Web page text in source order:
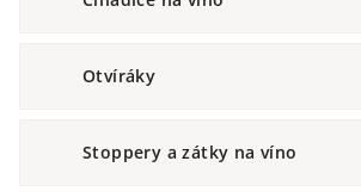
Otvíráky
Stoppery a zátky na víno